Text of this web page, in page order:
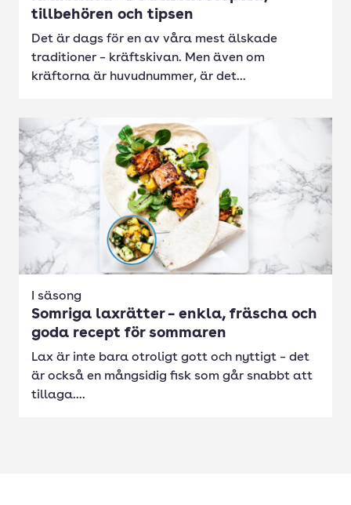
tillbehören och tipsen
Det är dags för en av våra mest älskade
traditioner – kräftskivan. Men även om
kräftorna är huvudnummer, är det...
I säsong
Somriga laxrätter – enkla, fräscha och
goda recept för sommaren
Lax är inte bara otroligt gott och nyttigt – det
är också en mångsidig fisk som går snabbt att
tillaga....